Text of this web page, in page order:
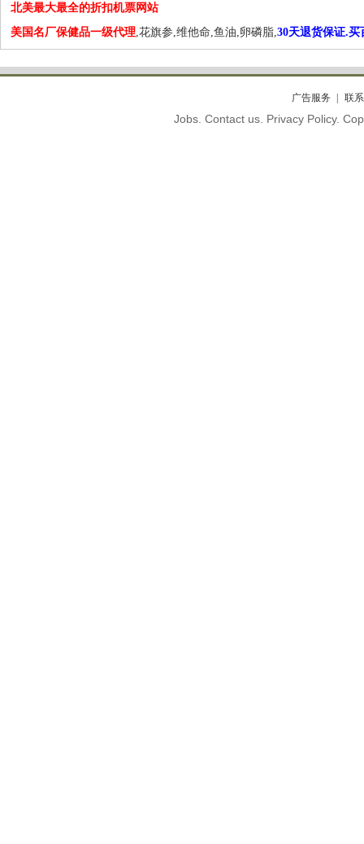
北美最大最全的折扣机票网站
美国名厂保健品一级代理,花旗参,维他命,鱼油,卵磷脂,30天退货保证.买
广告服务 联
Jobs. Contact us. Privacy Policy.